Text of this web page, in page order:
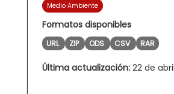
Medio Ambiente
Formatos disponibles
URL ZIP ODS CSV RAR
Última actualización: 22 de